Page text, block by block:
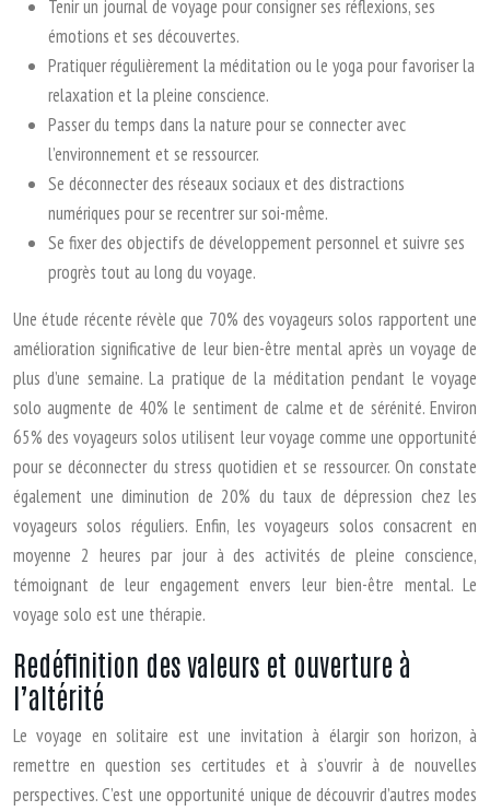
Tenir un journal de voyage pour consigner ses réflexions, ses
émotions et ses découvertes.
Pratiquer régulièrement la méditation ou le yoga pour favoriser la
relaxation et la pleine conscience.
Passer du temps dans la nature pour se connecter avec
l’environnement et se ressourcer.
Se déconnecter des réseaux sociaux et des distractions
numériques pour se recentrer sur soi-même.
Se fixer des objectifs de développement personnel et suivre ses
progrès tout au long du voyage.
Une étude récente révèle que 70% des voyageurs solos rapportent une
amélioration significative de leur bien-être mental après un voyage de
plus d’une semaine. La pratique de la méditation pendant le voyage
solo augmente de 40% le sentiment de calme et de sérénité. Environ
65% des voyageurs solos utilisent leur voyage comme une opportunité
pour se déconnecter du stress quotidien et se ressourcer. On constate
également une diminution de 20% du taux de dépression chez les
voyageurs solos réguliers. Enfin, les voyageurs solos consacrent en
moyenne 2 heures par jour à des activités de pleine conscience,
témoignant de leur engagement envers leur bien-être mental. Le
voyage solo est une thérapie.
Redéfinition des valeurs et ouverture à
l’altérité
Le voyage en solitaire est une invitation à élargir son horizon, à
remettre en question ses certitudes et à s’ouvrir à de nouvelles
perspectives. C’est une opportunité unique de découvrir d’autres modes